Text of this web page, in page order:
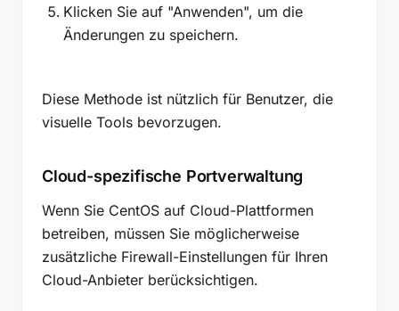
Klicken Sie auf "Anwenden", um die
Änderungen zu speichern.
Diese Methode ist nützlich für Benutzer, die
visuelle Tools bevorzugen.
Cloud-spezifische Portverwaltung
Wenn Sie CentOS auf Cloud-Plattformen
betreiben, müssen Sie möglicherweise
zusätzliche Firewall-Einstellungen für Ihren
Cloud-Anbieter berücksichtigen.